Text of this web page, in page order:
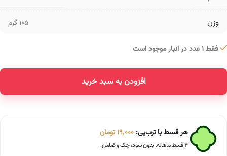
وزن 105 گرم
فقط 1 عدد در انبار موجود است
افزودن به سبد خرید
هر قسط با ترب‌پی: 19,000تومان
۴ قسط ماهانه. بدون سود، چک و ضامن.